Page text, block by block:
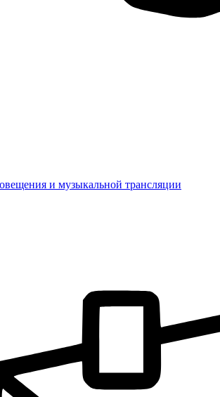
и музыкальной трансляции